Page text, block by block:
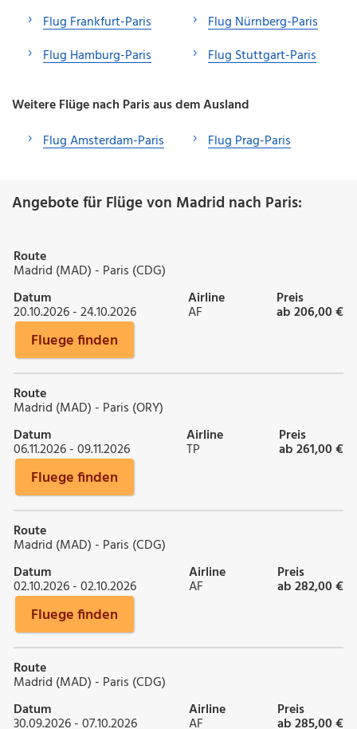
Flug Frankfurt-Paris
Flug Hamburg-Paris
Flug Nürnberg-Paris
Flug Stuttgart-Paris
Weitere Flüge nach Paris aus dem Ausland
Flug Amsterdam-Paris
Flug Prag-Paris
Angebote für Flüge von Madrid nach Paris:
Route
Madrid (MAD) - Paris (CDG)
Datum
20.10.2026 - 24.10.2026
Airline
AF
Preis
ab 206,00 €
Fluege finden
Route
Madrid (MAD) - Paris (ORY)
Datum
06.11.2026 - 09.11.2026
Airline
TP
Preis
ab 261,00 €
Fluege finden
Route
Madrid (MAD) - Paris (CDG)
Datum
02.10.2026 - 02.10.2026
Airline
AF
Preis
ab 282,00 €
Fluege finden
Route
Madrid (MAD) - Paris (CDG)
Datum
30.09.2026 - 07.10.2026
Airline
AF
Preis
ab 285,00 €